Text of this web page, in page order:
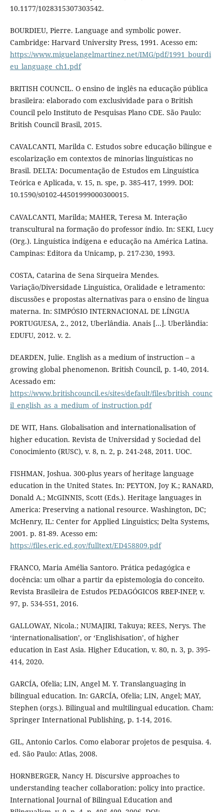
10.1177/1028315307303542.
BOURDIEU, Pierre. Language and symbolic power.
Cambridge: Harvard University Press, 1991. Acesso em:
https://www.miguelangelmartinez.net/IMG/pdf/1991_bourdi
eu_language_ch1.pdf
BRITISH COUNCIL. O ensino de inglês na educação pública
brasileira: elaborado com exclusividade para o British
Council pelo Instituto de Pesquisas Plano CDE. São Paulo:
British Council Brasil, 2015.
CAVALCANTI, Marilda C. Estudos sobre educação bilíngue e
escolarização em contextos de minorias linguísticas no
Brasil. DELTA: Documentação de Estudos em Linguística
Teórica e Aplicada, v. 15, n. spe, p. 385-417, 1999. DOI:
10.1590/s0102-44501999000300015.
CAVALCANTI, Marilda; MAHER, Teresa M. Interação
transcultural na formação do professor índio. In: SEKI, Lucy
(Org.). Linguística indígena e educação na América Latina.
Campinas: Editora da Unicamp, p. 217-230, 1993.
COSTA, Catarina de Sena Sirqueira Mendes.
Variação/Diversidade Linguística, Oralidade e letramento:
discussões e propostas alternativas para o ensino de língua
materna. In: SIMPÓSIO INTERNACIONAL DE LÍNGUA
PORTUGUESA, 2., 2012, Uberlândia. Anais [...]. Uberlândia:
EDUFU, 2012. v. 2.
DEARDEN, Julie. English as a medium of instruction – a
growing global phenomenon. British Council, p. 1-40, 2014.
Acessado em:
https://www.britishcouncil.es/sites/default/files/british_counc
il_english_as_a_medium_of_instruction.pdf
DE WIT, Hans. Globalisation and internationalisation of
higher education. Revista de Universidad y Sociedad del
Conocimiento (RUSC), v. 8, n. 2, p. 241-248, 2011. UOC.
FISHMAN, Joshua. 300-plus years of heritage language
education in the United States. In: PEYTON, Joy K.; RANARD,
Donald A.; McGINNIS, Scott (Eds.). Heritage languages in
America: Preserving a national resource. Washington, DC;
McHenry, IL: Center for Applied Linguistics; Delta Systems,
2001. p. 81-89. Acesso em:
https://files.eric.ed.gov/fulltext/ED458809.pdf
FRANCO, Maria Amélia Santoro. Prática pedagógica e
docência: um olhar a partir da epistemologia do conceito.
Revista Brasileira de Estudos PEDAGÓGICOS RBEP-INEP, v.
97, p. 534-551, 2016.
GALLOWAY, Nicola.; NUMAJIRI, Takuya; REES, Nerys. The
‘internationalisation’, or ‘Englishisation’, of higher
education in East Asia. Higher Education, v. 80, n. 3, p. 395-
414, 2020.
GARCÍA, Ofelia; LIN, Angel M. Y. Translanguaging in
bilingual education. In: GARCÍA, Ofelia; LIN, Angel; MAY,
Stephen (orgs.). Bilingual and multilingual education. Cham:
Springer International Publishing, p. 1-14, 2016.
GIL, Antonio Carlos. Como elaborar projetos de pesquisa. 4.
ed. São Paulo: Atlas, 2008.
HORNBERGER, Nancy H. Discursive approaches to
understanding teacher collaboration: policy into practice.
International Journal of Bilingual Education and